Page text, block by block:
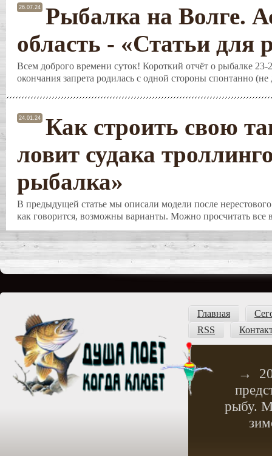
26.07.24
Рыбалка на Волге.
область - «Статьи для
Всем доброго времени суток! Короткий отчёт о рыбалке
окончания запрета родилась с одной стороны спонтанно
24.01.24
Как строить свою
ловит судака
рыбалка»
В предыдущей статье мы описали модели после
как говорится, возможны варианты. Можно просчитать все
Главная
RSS
→
рыбу.